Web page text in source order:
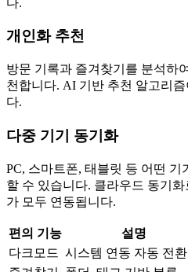
개인화 추천
방문 기록과 즐겨찾기를 분석하
천합니다. AI 기반 추천 알고리
다.
다중 기기 동기화
PC, 스마트폰, 태블릿 등 어떤
할 수 있습니다. 클라우드 동기
가 모두 연동됩니다.
편의 기능
설명
다크모드 시스템 연동 자동 전환